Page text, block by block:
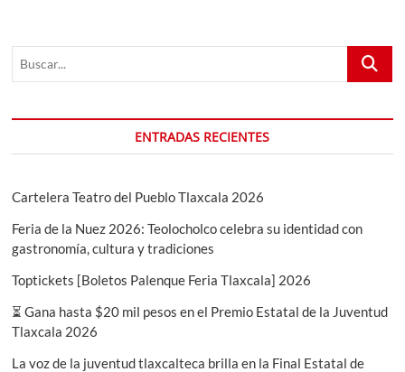
2024
Buscar...
ENTRADAS RECIENTES
Cartelera Teatro del Pueblo Tlaxcala 2026
Feria de la Nuez 2026: Teolocholco celebra su identidad con
gastronomía, cultura y tradiciones
Toptickets [Boletos Palenque Feria Tlaxcala] 2026
⏳ Gana hasta $20 mil pesos en el Premio Estatal de la Juventud
Tlaxcala 2026
La voz de la juventud tlaxcalteca brilla en la Final Estatal de